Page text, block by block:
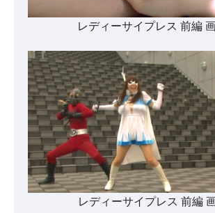
レディーサイプレス 前編
レディーサイプレス 前編